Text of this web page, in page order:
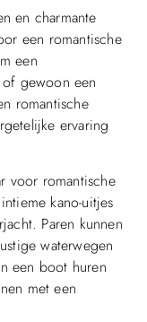
en charmante
een romantische
een
gewoon een
romantische
ervaring
voor romantische
kano-uitjes
Paren kunnen
waterwegen
een boot huren
met een